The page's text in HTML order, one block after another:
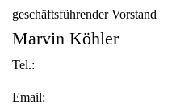
geschäftsführender Vorstand
Marvin Köhler
Tel.:
Email: